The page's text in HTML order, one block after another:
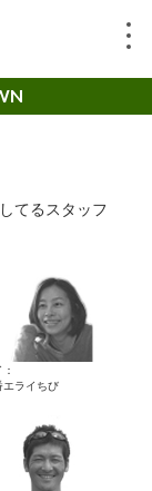
てるスタッフ
エライちび